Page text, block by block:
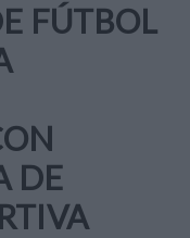
FÚTBOL
DE